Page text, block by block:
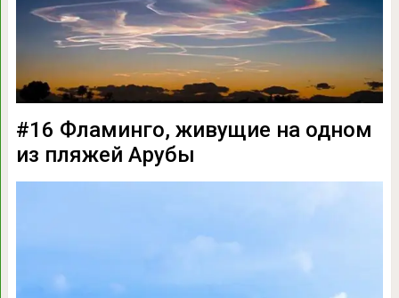
#16 Фламинго, живущие на одном
из пляжей Арубы